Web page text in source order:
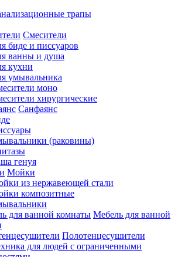
трапы
Смесители
биде и писсуаров
ванны и душа
кухни
умывальника
моно
хирургические
Санфаянс
(раковины)
генуя
Мойки
из нержавеющей стали
композитные
Мебель для ванной
Полотенцесушители